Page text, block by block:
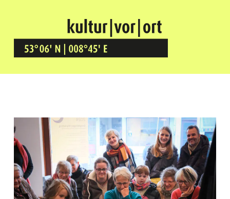
Kultur Vor Ort
BREMEN GRÖPELINGEN